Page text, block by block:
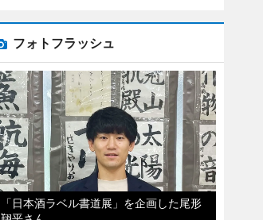
フォトフラッシュ
「日本酒ラベル書道展」を企画した尾形